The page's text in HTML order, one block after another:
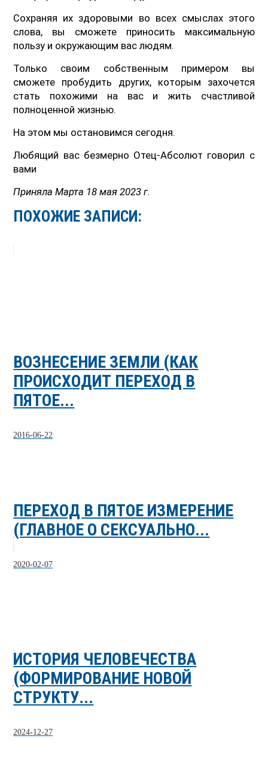
Сохраняя их здоровыми во всех смыслах этого
слова, вы сможете приносить максимальную
пользу и окружающим вас людям.
Только своим собственным примером вы
сможете пробудить других, которым захочется
стать похожими на вас и жить счастливой
полноценной жизнью.
На этом мы остановимся сегодня.
Любящий вас безмерно Отец-Абсолют говорил с
вами
Приняла Марта 18 мая 2023 г.
ПОХОЖИЕ ЗАПИСИ:
ВОЗНЕСЕНИЕ ЗЕМЛИ (КАК
ПРОИСХОДИТ ПЕРЕХОД В
ПЯТОЕ...
2016-06-22
ПЕРЕХОД В ПЯТОЕ ИЗМЕРЕНИЕ
(ГЛАВНОЕ О СЕКСУАЛЬНО...
2020-02-07
ИСТОРИЯ ЧЕЛОВЕЧЕСТВА
(ФОРМИРОВАНИЕ НОВОЙ
СТРУКТУ...
2024-12-27